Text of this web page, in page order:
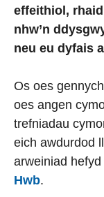
effeithiol,
nhw’n
neu eu dyfais
Os oes
oes angen
trefniadau
eich awdurdod
arweiniad
Hwb.